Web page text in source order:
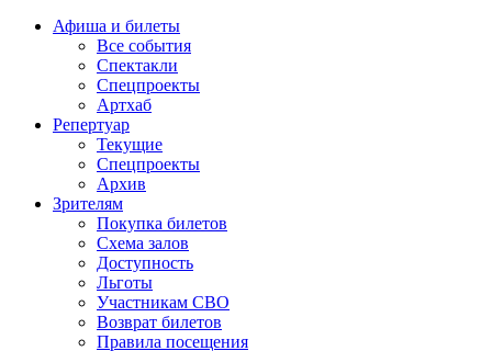
Афиша и билеты
Все события
Спектакли
Спецпроекты
Артхаб
Репертуар
Текущие
Спецпроекты
Архив
Зрителям
Покупка билетов
Схема залов
Доступность
Льготы
Участникам СВО
Возврат билетов
Правила посещения